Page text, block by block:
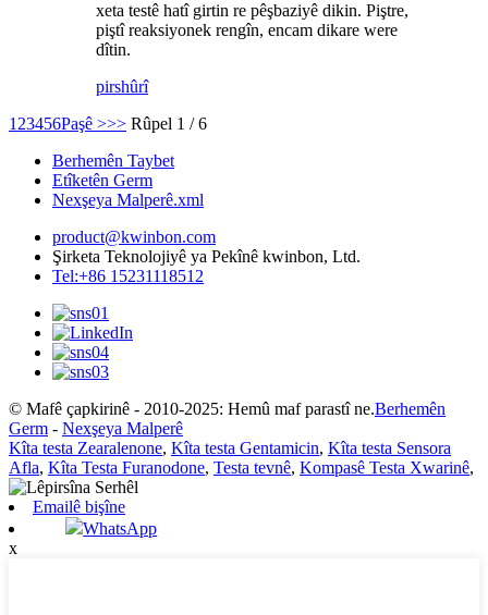
xeta testê hatî girtin re pêşbaziyê dikin. Piştre,
piştî reaksiyonek rengîn, encam dikare were
dîtin.
pirshûrî
1 23456Paşê >>> Rûpel 1 / 6
Berhemên Taybet
Etîketên Germ
Nexşeya Malperê.xml
product@kwinbon.com
Şirketa Teknolojiyê ya Pekînê kwinbon, Ltd.
Tel:+86 15231118512
© Mafê çapkirinê - 2010-2025: Hemû maf parastî ne.Berhemên
Germ - Nexşeya Malperê
Kîta testa Zearalenone, Kîta testa Gentamicin, Kîta testa Sensora
Afla, Kîta Testa Furanodone, Testa tevnê, Kompasê Testa Xwarinê,
Emailê bişîne
WhatsApp
x